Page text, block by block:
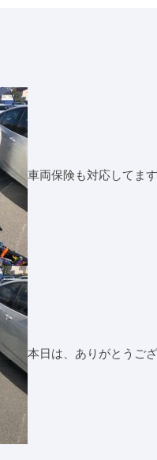
車両保険も対応してま
本日は、ありがとうござ